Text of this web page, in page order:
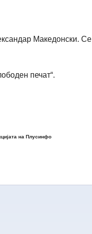
Македонски. Се
печат“.
на Плусинфо